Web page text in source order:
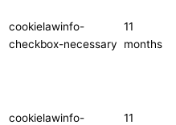
cookielawinfo-
checkbox-necessary
11
months
cookielawinfo-
11